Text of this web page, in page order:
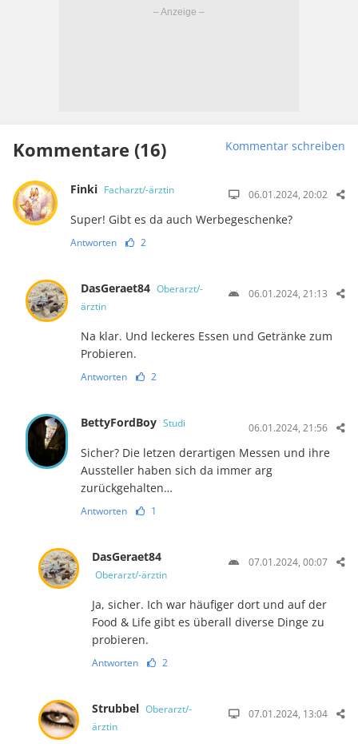
Kommentare (16) Kommentar schreiben
Finki Facharzt/-ärztin 06.01.2024, 20:02
Super! Gibt es da auch Werbegeschenke?
Antworten 2
DasGeraet84 Oberarzt/-
ärztin
06.01.2024, 21:13
Na klar. Und leckeres Essen und Getränke zum
Probieren.
Antworten 2
BettyFordBoy Studi 06.01.2024, 21:56
Sicher? Die letzen derartigen Messen und ihre
Aussteller haben sich da immer arg
zurückgehalten…
Antworten 1
DasGeraet84
Oberarzt/-ärztin
07.01.2024, 00:07
Ja, sicher. Ich war häufiger dort und auf der
Food & Life gibt es überall diverse Dinge zu
probieren.
Antworten 2
Strubbel Oberarzt/-
ärztin
07.01.2024, 13:04